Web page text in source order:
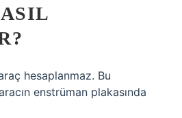
hesaplanmaz. Bu
enstrüman plakasında